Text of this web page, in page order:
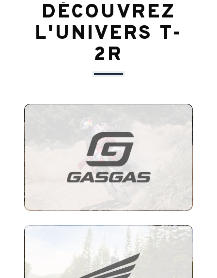
DÉCOUVREZ
L'UNIVERS T-
2R